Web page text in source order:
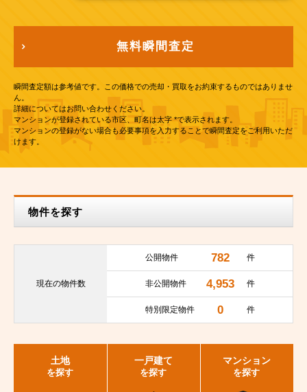
無料瞬間査定
瞬間査定額は参考値です。この価格での売却・買取をお約束するものではありませ
ん。
詳細についてはお問い合わせください。
マンションが登録されている市区、町名は太字 *で表示されます。
マンションの登録がない場合も必要事項を入力することで瞬間査定をご利用いただ
けます。
物件を探す
現在の物件数
公開物件 782 件
非公開物件 4,953 件
特別限定物件 0 件
土地
を探す
一戸建て
を探す
マンション
を探す